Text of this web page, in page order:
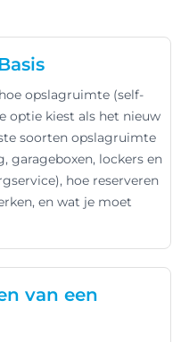
opslagruimte (self-
optie kiest als het nieuw
soorten opslagruimte
garageboxen, lockers en
hoe reserveren
en wat je moet
van een